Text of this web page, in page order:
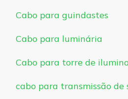
Cabo para guindastes
Cabo para luminária
Cabo para torre de
cabo para transmissão de